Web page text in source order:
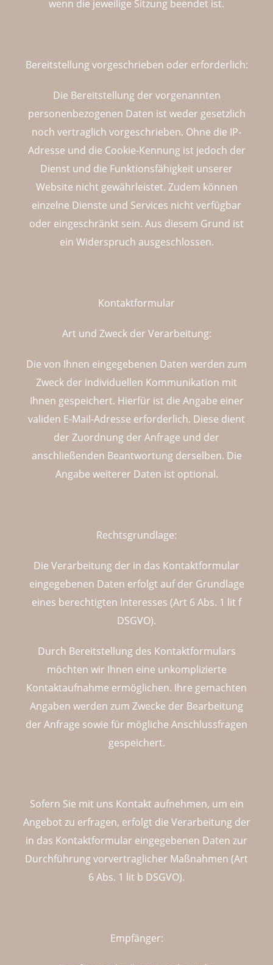
wenn die jeweilige Sitzung beendet ist.
Bereitstellung vorgeschrieben oder erforderlich:
Die Bereitstellung der vorgenannten
personenbezogenen Daten ist weder gesetzlich
noch vertraglich vorgeschrieben. Ohne die IP-
Adresse und die Cookie-Kennung ist jedoch der
Dienst und die Funktionsfähigkeit unserer
Website nicht gewährleistet. Zudem können
einzelne Dienste und Services nicht verfügbar
oder eingeschränkt sein. Aus diesem Grund ist
ein Widerspruch ausgeschlossen.
Kontaktformular
Art und Zweck der Verarbeitung:
Die von Ihnen eingegebenen Daten werden zum
Zweck der individuellen Kommunikation mit
Ihnen gespeichert. Hierfür ist die Angabe einer
validen E-Mail-Adresse erforderlich. Diese dient
der Zuordnung der Anfrage und der
anschließenden Beantwortung derselben. Die
Angabe weiterer Daten ist optional.
Rechtsgrundlage:
Die Verarbeitung der in das Kontaktformular
eingegebenen Daten erfolgt auf der Grundlage
eines berechtigten Interesses (Art 6 Abs. 1 lit f
DSGVO).
Durch Bereitstellung des Kontaktformulars
möchten wir Ihnen eine unkomplizierte
Kontaktaufnahme ermöglichen. Ihre gemachten
Angaben werden zum Zwecke der Bearbeitung
der Anfrage sowie für mögliche Anschlussfragen
gespeichert.
Sofern Sie mit uns Kontakt aufnehmen, um ein
Angebot zu erfragen, erfolgt die Verarbeitung der
in das Kontaktformular eingegebenen Daten zur
Durchführung vorvertraglicher Maßnahmen (Art
6 Abs. 1 lit b DSGVO).
Empfänger: